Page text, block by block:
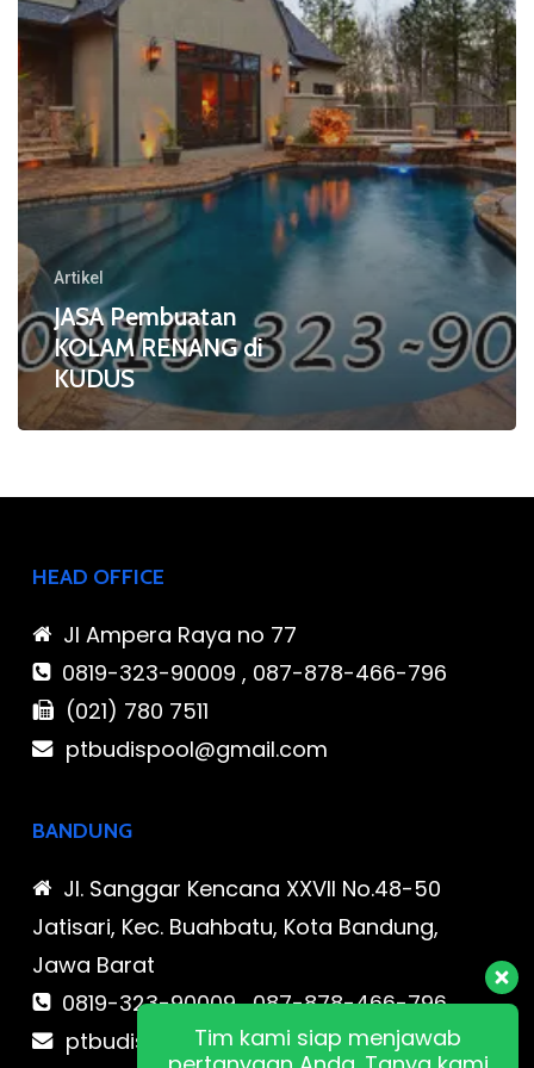
Artikel
JASA Pembuatan
KOLAM RENANG di
KUDUS
HEAD OFFICE
Jl Ampera Raya no 77
0819-323-90009 , 087-878-466-796
(021) 780 7511
ptbudispool@gmail.com
BANDUNG
Jl. Sanggar Kencana XXVII No.48-50
Jatisari, Kec. Buahbatu, Kota Bandung,
Jawa Barat
0819-323-90009 , 087-878-466-796
ptbudispool@gmail.comTim kami siap menjawab